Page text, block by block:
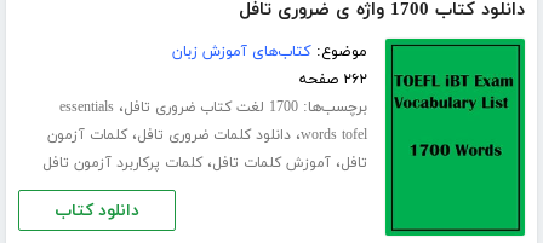
دانلود کتاب 1700 واژه ی ضروری تافل
موضوع:کتاب‌های آموزش زبان
۲۶۲ صفحه
برچسب‌ها:1700 لغت کتاب ضروری تافل ،essentials
words tofel،دانلود کلمات ضروری تافل،کلمات آزمون
تافل،آموزش کلمات تافل،کلمات پرکاربرد آزمون تافل
دانلود کتاب